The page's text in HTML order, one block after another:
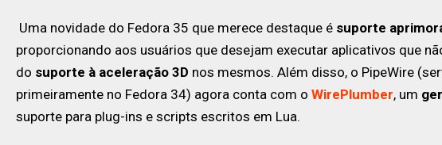
Uma novidade do Fedora 35 que merece destaque é suporte
proporcionando aos usuários que desejam executar aplicativos que
do suporte à aceleração 3D nos mesmos. Além disso, o PipeWire
primeiramente no Fedora 34) agora conta com o WirePlumber, um
suporte para plug-ins e scripts escritos em Lua.